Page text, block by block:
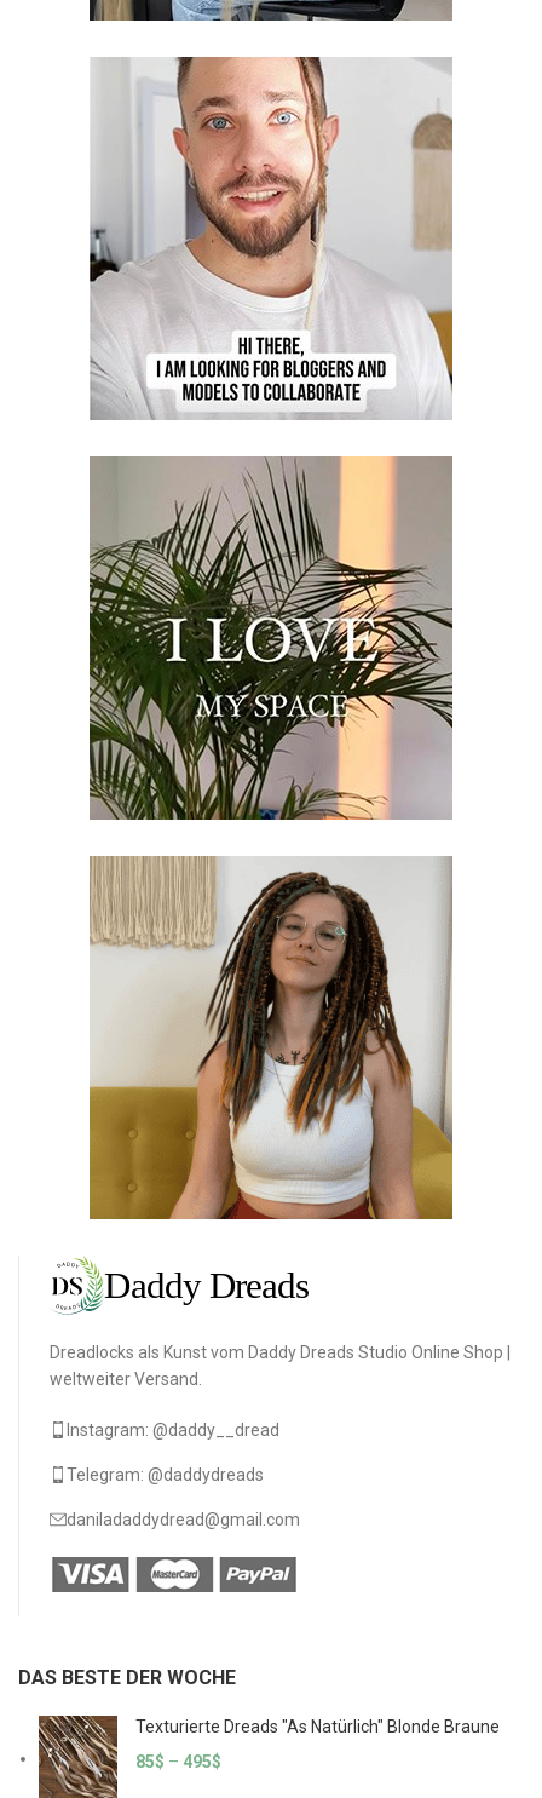
Dreadlocks als Kunst vom Daddy Dreads Studio Online Shop |
weltweiter Versand.
Instagram: @daddy__dread
Telegram: @daddydreads
daniladaddydread@gmail.com
DAS BESTE DER WOCHE
Texturierte Dreads "As Natürlich" Blonde Braune
85$ – 495$